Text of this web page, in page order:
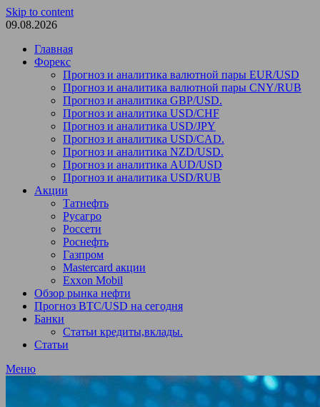
Skip to content
09.08.2026
Главная
Форекс
Прогноз и аналитика валютной пары EUR/USD
Прогноз и аналитика валютной пары CNY/RUB
Прогноз и аналитика GBP/USD.
Прогноз и аналитика USD/CHF
Прогноз и аналитика USD/JPY
Прогноз и аналитика USD/CAD.
Прогноз и аналитика NZD/USD.
Прогноз и аналитика AUD/USD
Прогноз и аналитика USD/RUB
Акции
Татнефть
Русагро
Россети
Роснефть
Газпром
Mastercard акции
Exxon Mobil
Обзор рынка нефти
Прогноз BTC/USD на сегодня
Банки
Статьи кредиты,вклады.
Статьи
Меню